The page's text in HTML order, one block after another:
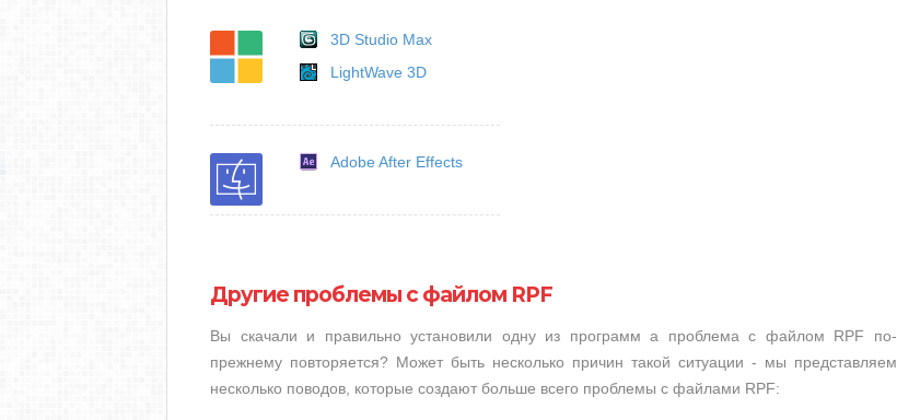
3D Studio Max
LightWave 3D
Adobe After Effects
Другие проблемы с файлом RPF
Вы скачали и правильно установили одну из программ а проблема с файлом RPF по-
прежнему повторяется? Может быть несколько причин такой ситуации - мы представляем
несколько поводов, которые создают больше всего проблемы с файлами RPF: